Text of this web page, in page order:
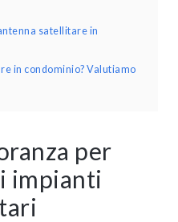
satellitare in
in condominio? Valutiamo
per
impianti